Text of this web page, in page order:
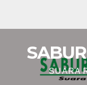
SUARA